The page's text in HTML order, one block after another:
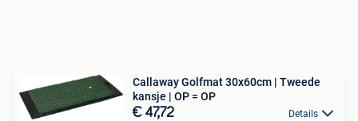
Callaway Golfmat 30x60cm | Tweede
kansje | OP = OP
€ 47,72 Details